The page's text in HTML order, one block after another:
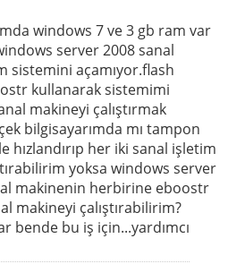
windows 7 ve 3 gb ram var
server 2008 sanal
sistemini açamıyor.flash
kullanarak sistemimi
makineyi çalıştırmak
bilgisayarımda mı tampon
hızlandırıp her iki sanal işletim
yoksa windows server
makinenin herbirine eboostr
makineyi çalıştırabilirim?
bende bu iş için...yardımcı